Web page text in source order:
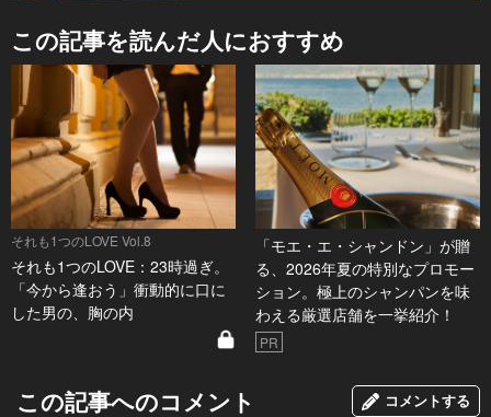
この記事を読んだ人におすすめ
それも1つのLOVE Vol.8
それも1つのLOVE：23時過ぎ。
「今から逢おう」衝動的に口に
した男の、胸の内
「モエ・エ・シャンドン」が贈
る、2026年夏の特別なプロモー
ション。極上のシャンパンを味
わえる厳選店舗を一挙紹介！
PR
この記事へのコメント コメントする